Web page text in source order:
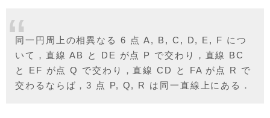
同一円周上の相異なる 6 点 A, B, C, D, E, F につ
いて，直線 AB と DE が点 P で交わり，直線 BC
と EF が点 Q で交わり，直線 CD と FA が点 R で
交わるならば，3 点 P, Q, R は同一直線上にある．